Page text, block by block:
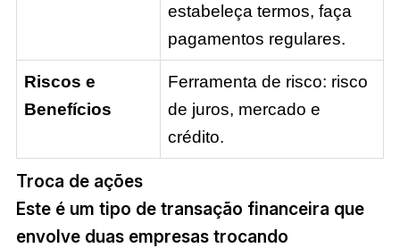
estabeleça termos, faça
pagamentos regulares.
Riscos e
Benefícios
Ferramenta de risco: risco
de juros, mercado e
crédito.
Troca de ações
Este é um tipo de transação financeira que
envolve duas empresas trocando